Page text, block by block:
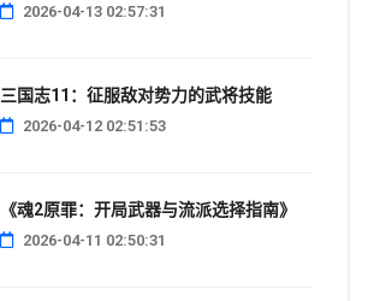
2026-04-13 02:57:31
三国志11：征服敌对势力的武将技能
2026-04-12 02:51:53
《魂2原罪：开局武器与流派选择指南》
2026-04-11 02:50:31